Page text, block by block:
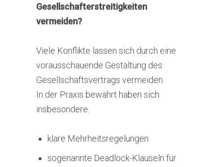
Gesellschafterstreitigkeiten
vermeiden?
Viele Konflikte lassen sich durch eine
vorausschauende Gestaltung des
Gesellschaftsvertrags vermeiden.
In der Praxis bewährt haben sich
insbesondere:
klare Mehrheitsregelungen
sogenannte Deadlock-Klauseln für